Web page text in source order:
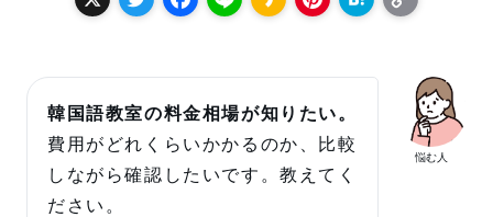
it
t
e
r
c
e
b
o
n
e
k
a
o
n
t
e
r
p
y
L
i
悩む人
韓国語教室の料金相場が知りたい。
費用がどれくらいかかるのか、比較
しながら確認したいです。教えてく
ださい。